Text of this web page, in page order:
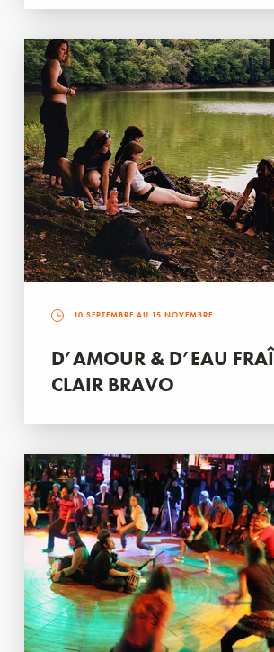
10 SEPTEMBRE AU 15 NOVEMBRE
D’AMOUR & D’EAU
CLAIR BRAVO